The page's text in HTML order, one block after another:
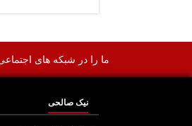
ما را در شبکه های اجتماعی
نیک صالحی